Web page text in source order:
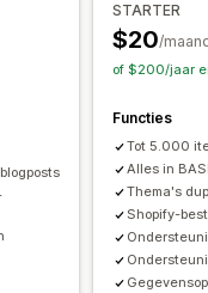
STARTER
$20/
of $200/jaar
Functies
Tot 5.000
Alles in
Thema's
Shopify-